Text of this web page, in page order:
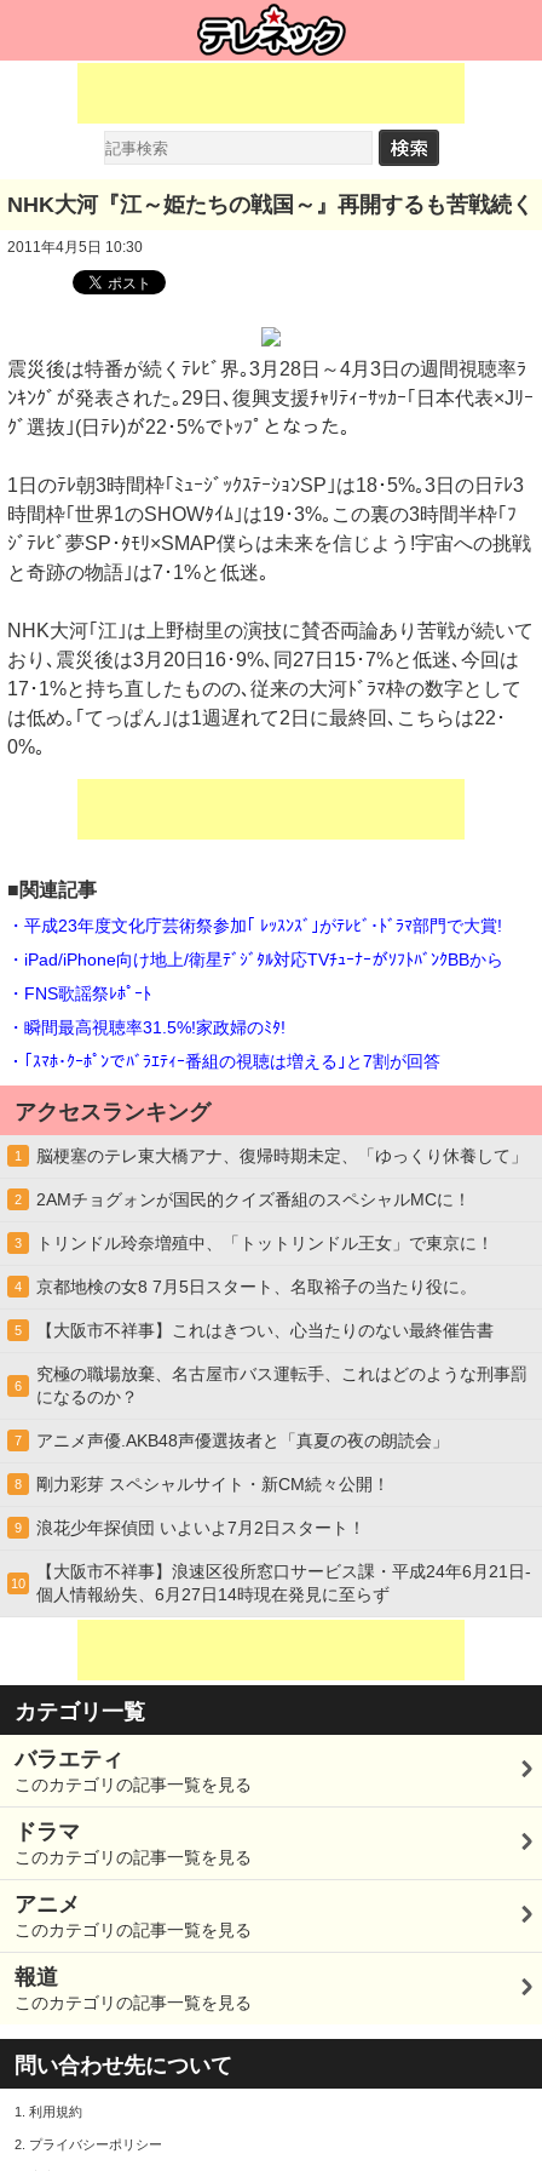
NHK大河『江～姫たちの戦国～』再開するも苦戦続く
2011年4月5日 10:30
震災後は特番が続くﾃﾚﾋﾞ界｡3月28日～4月3日の週間視聴率ﾗ
ﾝｷﾝｸﾞが発表された｡29日､復興支援ﾁｬﾘﾃｨｰｻｯｶｰ｢日本代表×Jﾘｰ
ｸﾞ選抜｣(日ﾃﾚ)が22･5%でﾄｯﾌﾟとなった｡
1日のﾃﾚ朝3時間枠｢ﾐｭｰｼﾞｯｸｽﾃｰｼｮﾝSP｣は18･5%｡3日の日ﾃﾚ3
時間枠｢世界1のSHOWﾀｲﾑ｣は19･3%｡この裏の3時間半枠｢ﾌ
ｼﾞﾃﾚﾋﾞ夢SP･ﾀﾓﾘ×SMAP僕らは未来を信じよう!宇宙への挑戦
と奇跡の物語｣は7･1%と低迷｡
NHK大河｢江｣は上野樹里の演技に賛否両論あり苦戦が続いて
おり､震災後は3月20日16･9%､同27日15･7%と低迷､今回は
17･1%と持ち直したものの､従来の大河ﾄﾞﾗﾏ枠の数字として
は低め｡｢てっぱん｣は1週遅れて2日に最終回､こちらは22･
0%｡
■関連記事
・平成23年度文化庁芸術祭参加｢ ﾚｯｽﾝｽﾞ｣がﾃﾚﾋﾞ･ﾄﾞﾗﾏ部門で大賞!
・iPad/iPhone向け地上/衛星ﾃﾞｼﾞﾀﾙ対応TVﾁｭｰﾅｰがｿﾌﾄﾊﾞﾝｸBBから
・FNS歌謡祭ﾚﾎﾟｰﾄ
・瞬間最高視聴率31.5%!家政婦のﾐﾀ!
・｢ｽﾏﾎ･ｸｰﾎﾟﾝでﾊﾞﾗｴﾃｨｰ番組の視聴は増える｣と7割が回答
アクセスランキング
1 脳梗塞のテレ東大橋アナ、復帰時期未定、「ゆっくり休養して」
2 2AMチョグォンが国民的クイズ番組のスペシャルMCに！
3 トリンドル玲奈増殖中、「トットリンドル王女」で東京に！
4 京都地検の女8 7月5日スタート、名取裕子の当たり役に。
5 【大阪市不祥事】これはきつい、心当たりのない最終催告書
6
究極の職場放棄、名古屋市バス運転手、これはどのような刑事罰
になるのか？
7 アニメ声優.AKB48声優選抜者と「真夏の夜の朗読会」
8 剛力彩芽 スペシャルサイト・新CM続々公開！
9 浪花少年探偵団 いよいよ7月2日スタート！
10
【大阪市不祥事】浪速区役所窓口サービス課・平成24年6月21日-
個人情報紛失、6月27日14時現在発見に至らず
カテゴリ一覧
バラエティ
このカテゴリの記事一覧を見る
ドラマ
このカテゴリの記事一覧を見る
アニメ
このカテゴリの記事一覧を見る
報道
このカテゴリの記事一覧を見る
問い合わせ先について
1. 利用規約
2. プライバシーポリシー